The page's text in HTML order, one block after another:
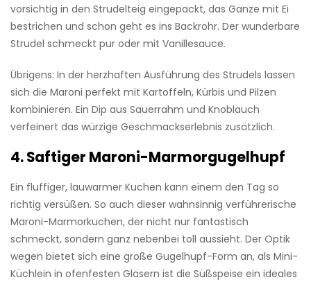
vorsichtig in den Strudelteig eingepackt, das Ganze mit Ei
bestrichen und schon geht es ins Backrohr. Der wunderbare
Strudel schmeckt pur oder mit Vanillesauce.
Übrigens: In der herzhaften Ausführung des Strudels lassen
sich die Maroni perfekt mit Kartoffeln, Kürbis und Pilzen
kombinieren. Ein Dip aus Sauerrahm und Knoblauch
verfeinert das würzige Geschmackserlebnis zusätzlich.
4. Saftiger Maroni-Marmorgugelhupf
Ein fluffiger, lauwarmer Kuchen kann einem den Tag so
richtig versüßen. So auch dieser wahnsinnig verführerische
Maroni-Marmorkuchen, der nicht nur fantastisch
schmeckt, sondern ganz nebenbei toll aussieht. Der Optik
wegen bietet sich eine große Gugelhupf-Form an, als Mini-
Küchlein in ofenfesten Gläsern ist die Süßspeise ein ideales